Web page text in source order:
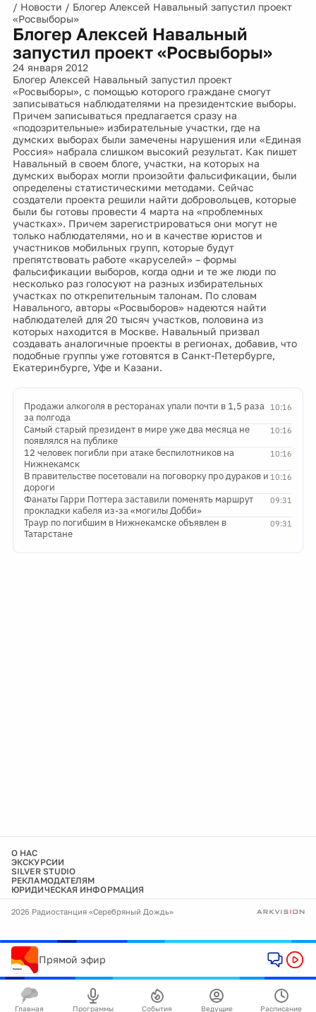
/ Новости / Блогер Алексей Навальный запустил проект
«Росвыборы»
Блогер Алексей Навальный
запустил проект «Росвыборы»
24 января 2012
Блогер Алексей Навальный запустил проект
«Росвыборы», с помощью которого граждане смогут
записываться наблюдателями на президентские выборы.
Причем записываться предлагается сразу на
«подозрительные» избирательные участки, где на
думских выборах были замечены нарушения или «Единая
Россия» набрала слишком высокий результат. Как пишет
Навальный в своем блоге, участки, на которых на
думских выборах могли произойти фальсификации, были
определены статистическими методами. Сейчас
создатели проекта решили найти добровольцев, которые
были бы готовы провести 4 марта на «проблемных
участках». Причем зарегистрироваться они могут не
только наблюдателями, но и в качестве юристов и
участников мобильных групп, которые будут
препятствовать работе «каруселей» – формы
фальсификации выборов, когда одни и те же люди по
несколько раз голосуют на разных избирательных
участках по открепительным талонам. По словам
Навального, авторы «Росвыборов» надеются найти
наблюдателей для 20 тысяч участков, половина из
которых находится в Москве. Навальный призвал
создавать аналогичные проекты в регионах, добавив, что
подобные группы уже готовятся в Санкт-Петербурге,
Екатеринбурге, Уфе и Казани.
10:16
Продажи алкоголя в ресторанах упали почти в 1,5 раза
за полгода
10:16
Самый старый президент в мире уже два месяца не
появлялся на публике
10:16
12 человек погибли при атаке беспилотников на
Нижнекамск
10:16
В правительстве посетовали на поговорку про дураков и
дороги
09:31
Фанаты Гарри Поттера заставили поменять маршрут
прокладки кабеля из-за «могилы Добби»
09:31
Траур по погибшим в Нижнекамске объявлен в
Татарстане
О НАС
ЭКСКУРСИИ
SILVER STUDIO
РЕКЛАМОДАТЕЛЯМ
ЮРИДИЧЕСКАЯ ИНФОРМАЦИЯ
2026 Радиостанция «Серебряный Дождь»
Прямой эфир
Главная Программы События Ведущие Расписание